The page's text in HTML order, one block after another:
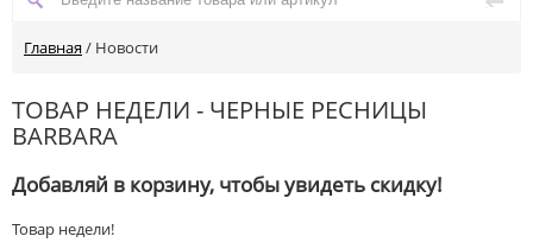
Главная / Новости
ТОВАР НЕДЕЛИ - ЧЕРНЫЕ РЕСНИЦЫ
BARBARA
Добавляй в корзину, чтобы увидеть скидку!
Товар недели!